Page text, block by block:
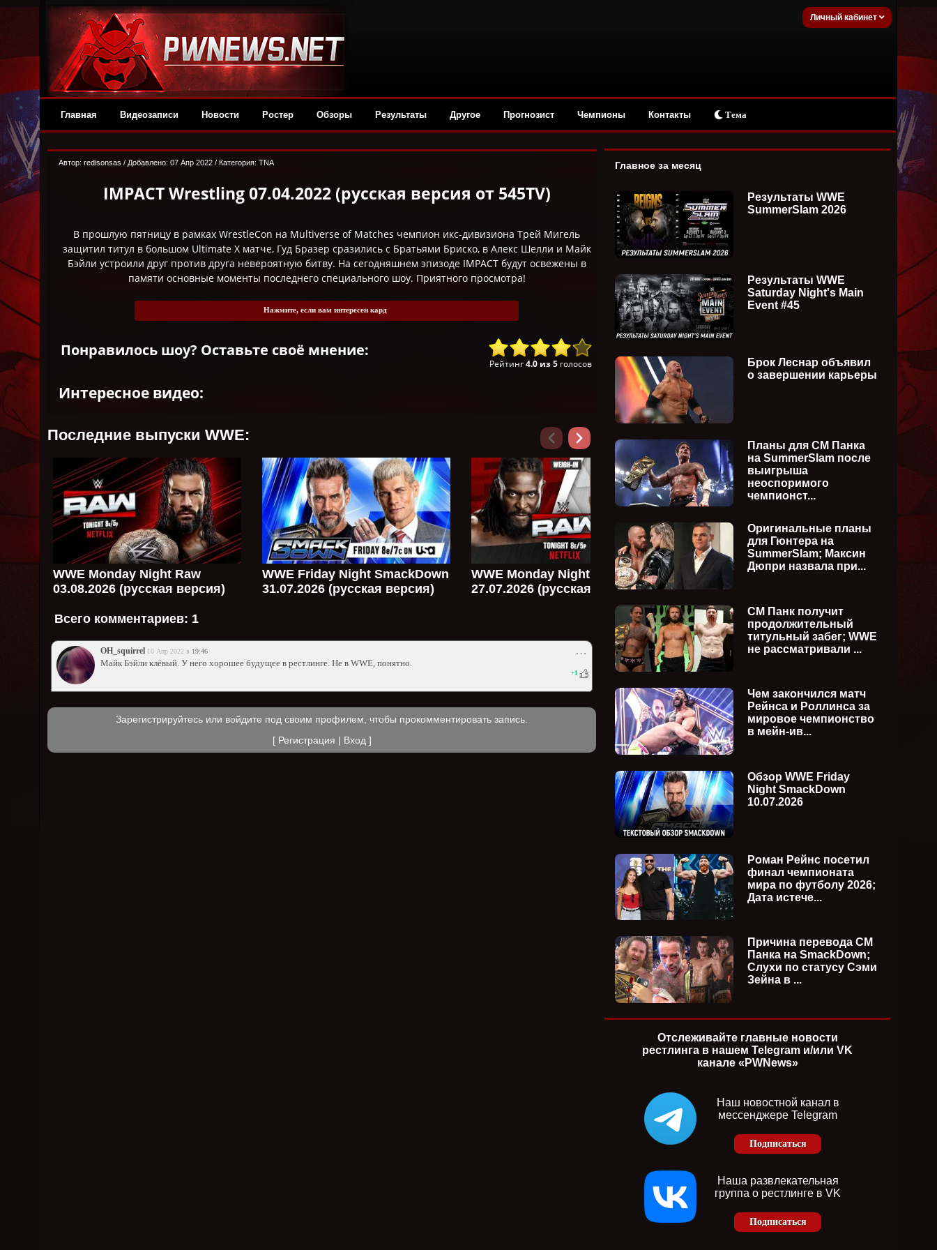
Личный кабинет
Главная Видеозаписи Новости Ростер Обзоры Результаты Другое Прогнозист Чемпионы Контакты Тема
Автор: redisonsas / Добавлено: 07 Апр 2022 / Категория: TNA
IMPACT Wrestling 07.04.2022 (русская версия от 545TV)
В прошлую пятницу в рамках WrestleCon на Multiverse of Matches чемпион икс-дивизиона Трей Мигель
защитил титул в большом Ultimate X матче, Гуд Бразер сразились с Братьями Бриско, в Алекс Шелли и Майк
Бэйли устроили друг против друга невероятную битву. На сегодняшнем эпизоде IMPACT будут освежены в
памяти основные моменты последнего специального шоу. Приятного просмотра!
Нажмите, если вам интересен кард
Понравилось шоу? Оставьте своё мнение:
Рейтинг4.0 из 5голосов
Интересное видео:
Последние выпуски WWE:
WWE Monday Night Raw
03.08.2026 (русская версия)
WWE Friday Night SmackDown
31.07.2026 (русская версия)
WWE Monday Night Raw
27.07.2026 (русская версия)
WWE Friday Night SmackDown
24.07.2026 (русская версия)
Всего комментариев: 1
OH_squirrel 10 Апр 2022 в 19:46 ⋯
Майк Бэйли клёвый. У него хорошее будущее в рестлинге. Не в WWE, понятно.
+1
Зарегистрируйтесь или войдите под своим профилем, чтобы прокомментировать запись.
[ Регистрация Вход]
Главное за месяц
Результаты WWE
SummerSlam 2026
Результаты WWE
Saturday Night's Main
Event #45
Брок Леснар объявил
о завершении карьеры
Планы для СМ Панка
на SummerSlam после
выигрыша
неоспоримого
чемпионст...
Оригинальные планы
для Гюнтера на
SummerSlam; Максин
Дюпри назвала при...
СМ Панк получит
продолжительный
титульный забег; WWE
не рассматривали ...
Чем закончился матч
Рейнса и Роллинса за
мировое чемпионство
в мейн-ив...
Обзор WWE Friday
Night SmackDown
10.07.2026
Роман Рейнс посетил
финал чемпионата
мира по футболу 2026;
Дата истече...
Причина перевода СМ
Панка на SmackDown;
Слухи по статусу Сэми
Зейна в ...
Отслеживайте главные новости
рестлинга в нашем Telegram и/или VK
канале «PWNews»
Наш новостной канал в
мессенджере Telegram
Подписаться
Наша развлекательная
группа о рестлинге в VK
Подписаться